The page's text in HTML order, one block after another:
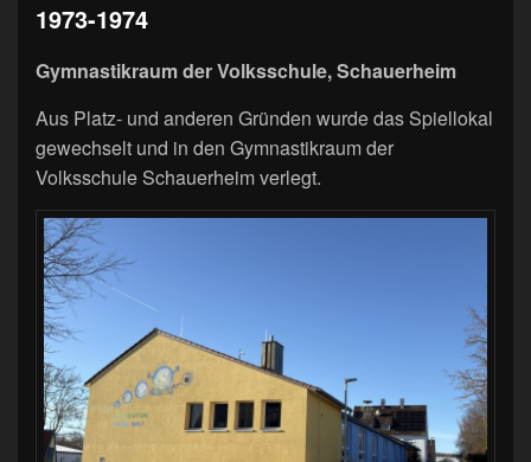
1973-1974
Gymnastikraum der Volksschule, Schauerheim
Aus Platz- und anderen Gründen wurde das Spiellokal
gewechselt und in den Gymnastikraum der
Volksschule Schauerheim verlegt.